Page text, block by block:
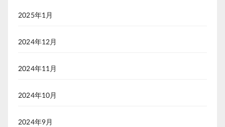
2025年1月
2024年12月
2024年11月
2024年10月
2024年9月